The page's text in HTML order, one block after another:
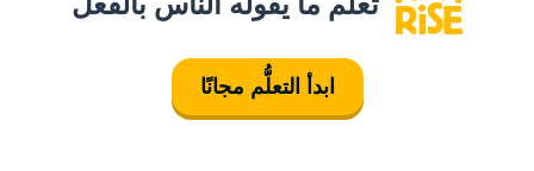
ابدأ التعلُّم مجانًا